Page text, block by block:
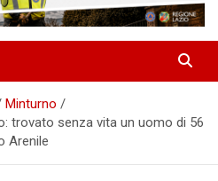
Minturno
trovato senza vita un uomo di 56
Arenile